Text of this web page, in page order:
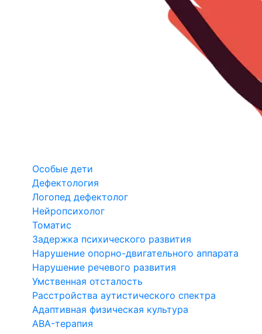
Особые дети
Дефектология
Логопед дефектолог
Нейропсихолог
Томатис
Задержка психического развития
Нарушение опорно-двигательного аппарата
Нарушение речевого развития
Умственная отсталость
Расстройства аутистического спектра
Адаптивная физическая культура
ABA-терапия